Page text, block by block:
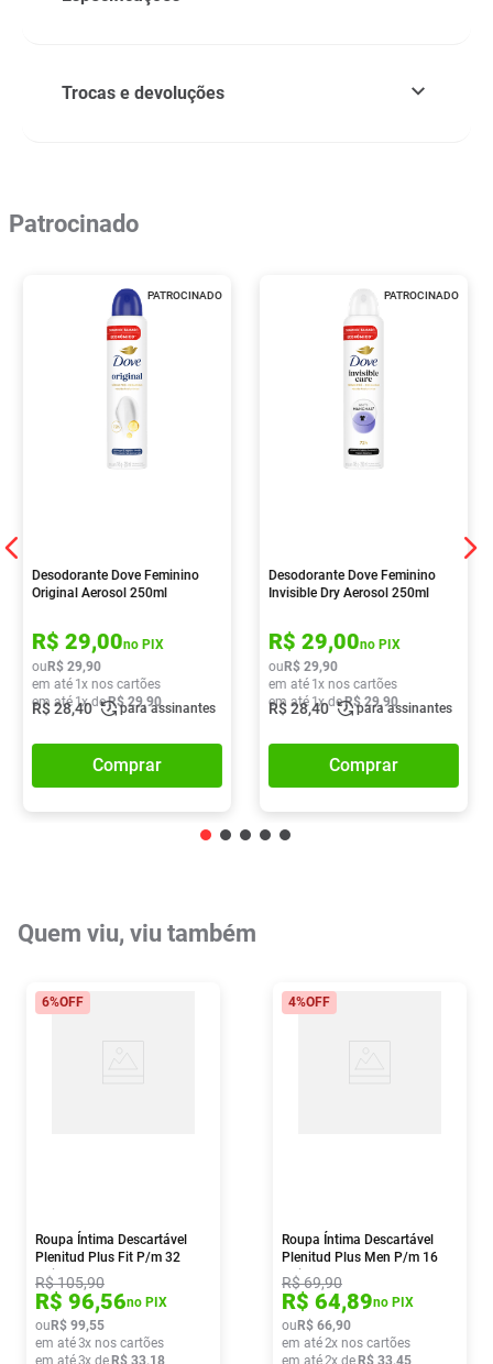
Trocas e devoluções
Patrocinado
PATROCINADO
Desodorante Dove Feminino
Original Aerosol 250ml
R$ 29,00no PIX
ou R$ 29,90
em até 1x nos cartões
em até 1x deR$ 29,90
R$28,40 para assinantes
Comprar
PATROCINADO
Desodorante Dove Feminino
Invisible Dry Aerosol 250ml
R$ 29,00no PIX
ou R$ 29,90
em até 1x nos cartões
em até 1x deR$ 29,90
R$28,40 para assinantes
Comprar
Quem viu, viu também
6%OFF
Roupa Íntima Descartável
Plenitud Plus Fit P/m 32
Unidades
R$105,90
R$ 96,56no PIX
ou R$ 99,55
em até3x nos cartões
4%OFF
Roupa Íntima Descartável
Plenitud Plus Men P/m 16
Unidades
R$69,90
R$ 64,89no PIX
ou R$ 66,90
em até2x nos cartões